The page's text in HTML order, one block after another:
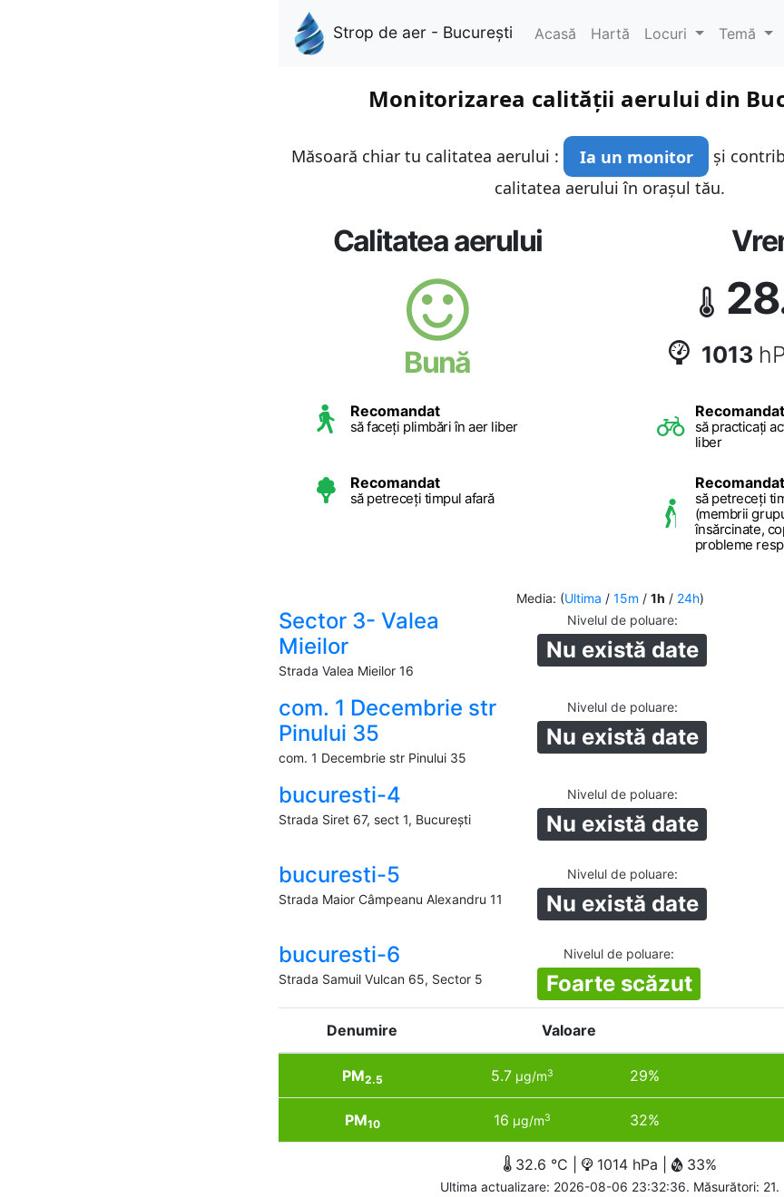
Strop de aer - București Acasă Hartă Locuri Temă
Monitorizarea calității aerului din
Măsoară chiar tu calitatea aerului : Ia un monitor
și
calitatea aerului în orașul tău.
Calitatea aerului
Bună 1013
Recomandat
să faceți plimbări în aer liber
Recomandat
să practicați
liber
Recomandat
să petreceți timpul afară
Recomandat
să petreceți
(membrii
însărcinate,
probleme
Media: (Ultima / 15m / 1h / 24h)
Sector 3- Valea
Mieilor
Strada Valea Mieilor 16
Nivelul de poluare:
Nu există date
com. 1 Decembrie str
Pinului 35
com. 1 Decembrie str Pinului 35
Nivelul de poluare:
Nu există date
bucuresti-4
Strada Siret 67, sect 1, București
Nivelul de poluare:
Nu există date
bucuresti-5
Strada Maior Câmpeanu Alexandru 11
Nivelul de poluare:
Nu există date
bucuresti-6
Strada Samuil Vulcan 65, Sector 5
Nivelul de poluare:
Foarte scăzut
Denumire Valoare
PM2.5 5.7µg/m3 29%
PM10 16 µg/m3 32%
32.6 °C | 1014 hPa | 33%
Ultima actualizare: 2026-08-06 23:32:36. Măsurători: 21.